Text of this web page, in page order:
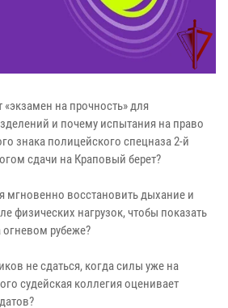
«экзамен на прочность» для
и почему испытания на право
знака полицейского спецназа 2-й
сдачи на Краповый берет?
мгновенно восстановить дыхание и
физических нагрузок, чтобы показать
рубеже?
не сдаться, когда силы уже на
судейская коллегия оценивает